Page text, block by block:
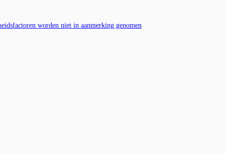
worden niet in aanmerking genomen